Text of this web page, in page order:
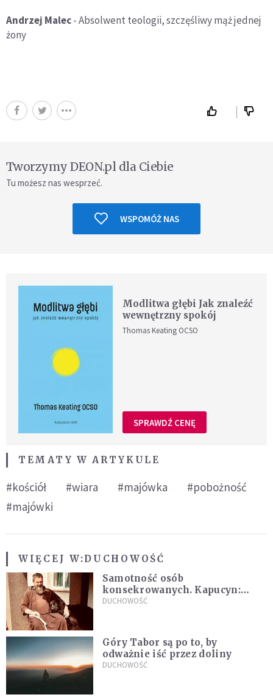
Andrzej Malec- Absolwent teologii, szczęśliwy mąż jednej
żony
Tworzymy DEON.pl dla Ciebie
Tu możesz nas wesprzeć.
WSPOMÓŻ NAS
Modlitwa głębi Jak znaleźć
wewnętrzny spokój
Thomas Keating OCSO
SPRAWDŹ CENĘ
TEMATY W ARTYKULE
#kościół #wiara #majówka
#pobożność
#majówki
WIĘCEJ W:DUCHOWOŚĆ
Samotność osób
konsekrowanych. Kapucyn:
Życie w pojedynkę rzadko jest
DUCHOWOŚĆ
Góry Tabor są po to, by
odważnie iść przez doliny
DUCHOWOŚĆ